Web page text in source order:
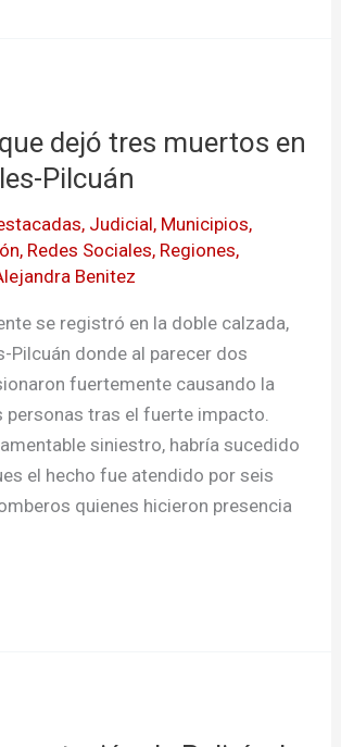
dejó tres muertos en
Pilcuán
, Judicial, Municipios,
, Redes Sociales, Regiones,
Benitez
se registró en la doble calzada,
Pilcuán donde al parecer dos
fuertemente causando la
personas tras el fuerte impacto.
siniestro, habría sucedido
el hecho fue atendido por seis
quienes hicieron presencia